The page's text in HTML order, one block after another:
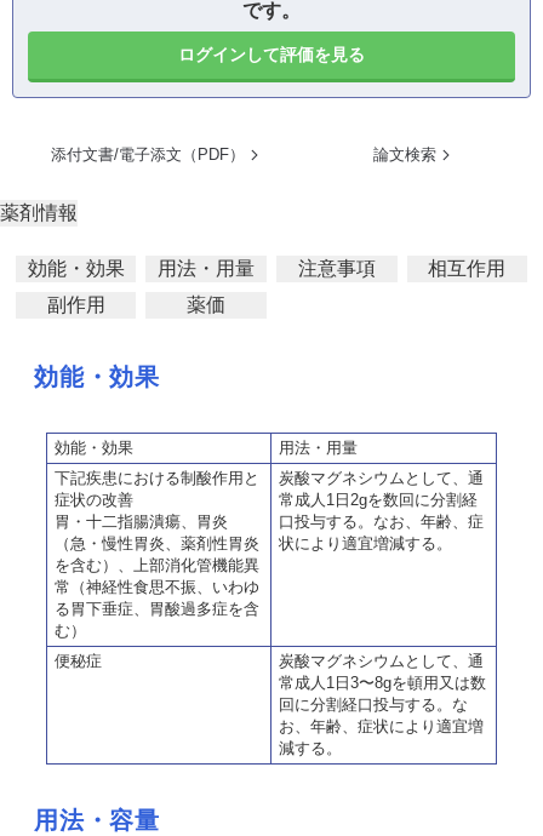
です。
ログインして評価を見る
添付文書/電子添文（PDF） 論文検索
薬剤情報
効能・効果 用法・用量 注意事項
相互作用
副作用
薬価
効能・効果
効能・効果
用法・用量
下記疾患における制酸作用と
症状の改善
胃・十二指腸潰瘍、胃炎
（急・慢性胃炎、薬剤性胃炎
を含む）、上部消化管機能異
常（神経性食思不振、いわゆ
る胃下垂症、胃酸過多症を含
む）
炭酸マグネシウムとして、通
常成人1日2gを数回に分割経
口投与する。なお、年齢、症
状により適宜増減する。
便秘症
炭酸マグネシウムとして、通
常成人1日3〜8gを頓用又は数
回に分割経口投与する。な
お、年齢、症状により適宜増
減する。
用法・容量